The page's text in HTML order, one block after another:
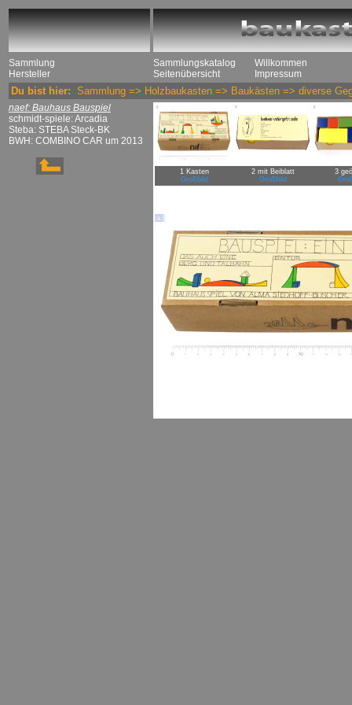
Sammlung
Hersteller
Sammlungskatalog
Seitenübersicht
Willkommen
Impressum
Du bist hier: Sammlung => Holzbaukasten => Baukästen => diverse
naef: Bauhaus Bauspiel
schmidt-spiele: Arcadia
Steba: STEBA Steck-BK
BWH: COMBINO CAR um 2013
1 Kasten
Großbild
2 mit Beiblatt
Großbild
3